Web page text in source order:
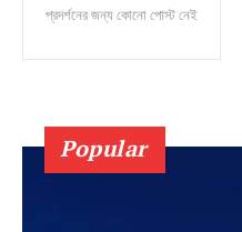
প্রদর্শনের জন্য কোনো পোস্ট নেই
Popular